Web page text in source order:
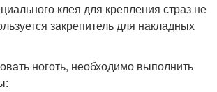
клея для крепления страз не
закрепитель для накладных
ноготь, необходимо выполнить